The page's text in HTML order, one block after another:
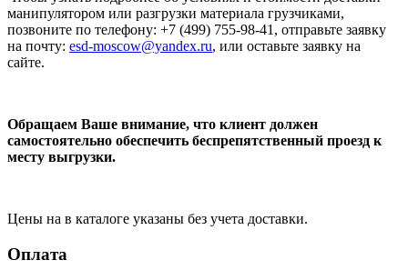
манипулятором или разгрузки материала грузчиками,
позвоните по телефону: +7 (499) 755-98-41, отправьте заявку
на почту: esd-moscow@yandex.ru, или оставьте заявку на
сайте.
Обращаем Ваше внимание, что клиент должен
самостоятельно обеспечить беспрепятственный проезд к
месту выгрузки.
Цены на в каталоге указаны без учета доставки.
Оплата